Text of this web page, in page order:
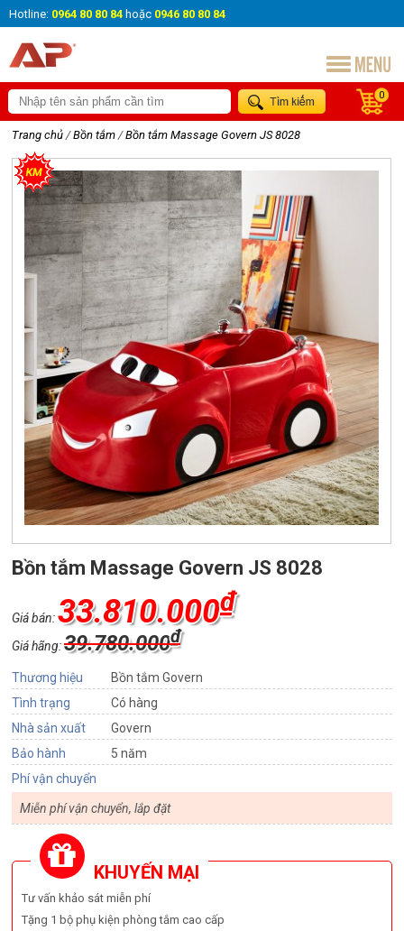
Hotline: 0964 80 80 84 hoặc 0946 80 80 84
0
Trang chủ / Bồn tắm / Bồn tắm Massage Govern JS 8028
Bồn tắm Massage Govern JS 8028
Giá bán:33.810.000₫
Giá hãng:39.780.000₫
Thương hiệu
Bồn tắm Govern
Tình trạng
Có hàng
Nhà sản xuất
Govern
Bảo hành
5 năm
Phí vận chuyển
Miễn phí vận chuyển, lắp đặt
KHUYẾN MẠI
Tư vấn khảo sát miễn phí
Tặng 1 bộ phụ kiện phòng tắm cao cấp